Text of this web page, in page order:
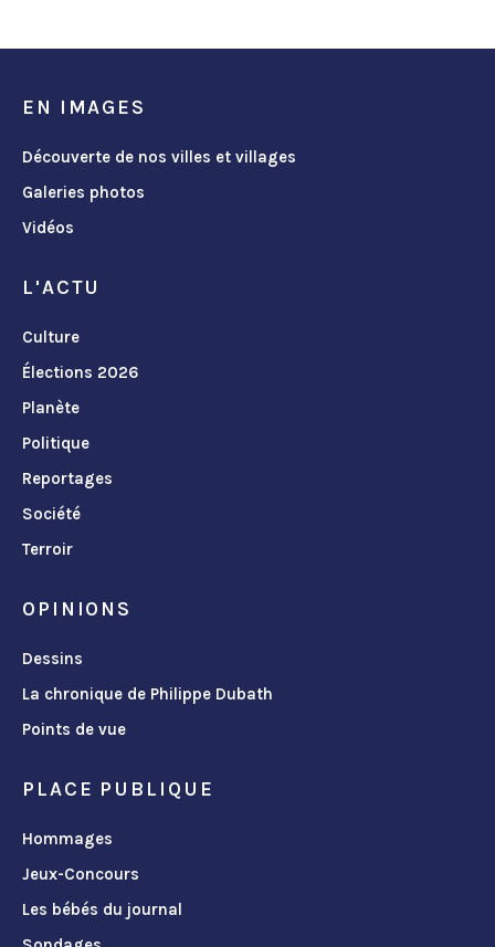
EN IMAGES
Découverte de nos villes et villages
Galeries photos
Vidéos
L'ACTU
Culture
Élections 2026
Planète
Politique
Reportages
Société
Terroir
OPINIONS
Dessins
La chronique de Philippe Dubath
Points de vue
PLACE PUBLIQUE
Hommages
Jeux-Concours
Les bébés du journal